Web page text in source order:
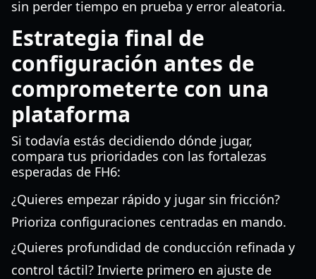
sin perder tiempo en prueba y error aleatoria.
Estrategia final de
configuración antes de
comprometerte con una
plataforma
Si todavía estás decidiendo dónde jugar,
compara tus prioridades con las fortalezas
esperadas de FH6:
¿Quieres empezar rápido y jugar sin fricción?
Prioriza configuraciones centradas en mando.
¿Quieres profundidad de conducción refinada y
control táctil? Invierte primero en ajuste de